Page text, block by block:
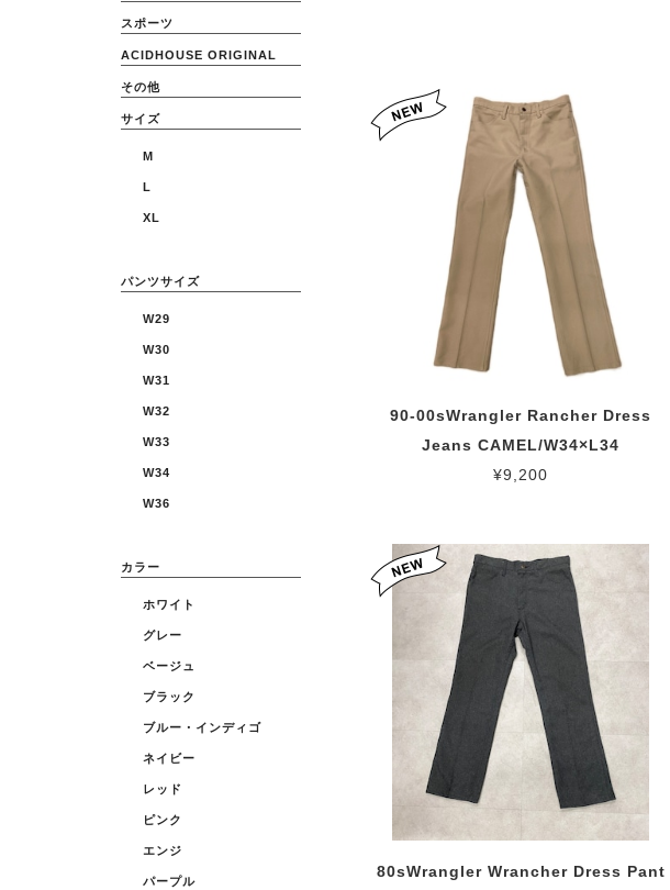
スポーツ
ACIDHOUSE ORIGINAL
その他
サイズ
M
L
XL
パンツサイズ
W29
W30
W31
W32
W33
W34
W36
カラー
ホワイト
グレー
ベージュ
ブラック
ブルー・インディゴ
ネイビー
レッド
ピンク
エンジ
パープル
90-00sWrangler Rancher Dress
Jeans CAMEL/W34×L34
¥9,200
80sWrangler Wrancher Dress Pant